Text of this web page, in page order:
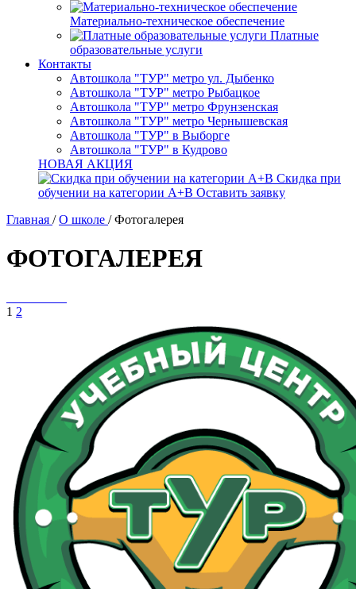
Материально-техническое обеспечение
Платные
образовательные услуги
Контакты
Автошкола "ТУР" метро ул. Дыбенко
Автошкола "ТУР" метро Рыбацкое
Автошкола "ТУР" метро Фрунзенская
Автошкола "ТУР" метро Чернышевская
Автошкола "ТУР" в Выборге
Автошкола "ТУР" в Кудрово
НОВАЯ АКЦИЯ
Скидка при
обучении на категории А+В Оставить заявку
Главная /О школе /Фотогалерея
ФОТОГАЛЕРЕЯ
1 2